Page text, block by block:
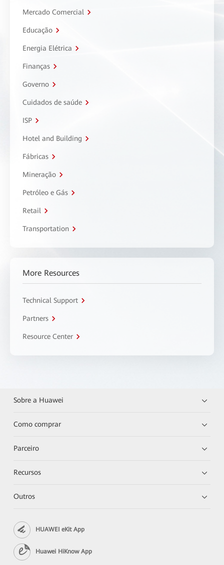
Mercado Comercial
Educação
Energia Elétrica
Finanças
Governo
Cuidados de saúde
ISP
Hotel and Building
Fábricas
Mineração
Petróleo e Gás
Retail
Transportation
More Resources
Technical Support
Partners
Resource Center
Sobre a Huawei
Como comprar
Parceiro
Recursos
Outros
HUAWEI eKit App
Huawei HiKnow App